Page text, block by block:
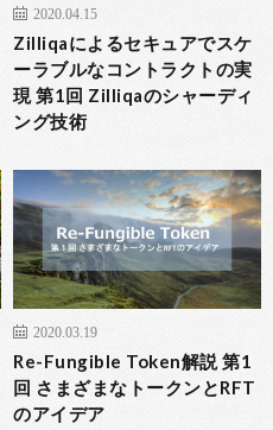
2020.04.15
Zilliqaによるセキュアでスケ
ーラブルなコントラクトの実
現 第1回 Zilliqaのシャーディ
ング技術
2020.03.19
Re-Fungible Token解説 第1
回 さまざまなトークンとRFT
のアイデア